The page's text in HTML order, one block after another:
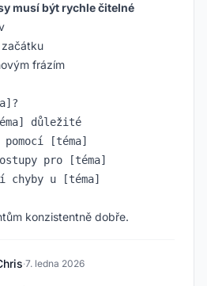
musí být rychle čitelné
začátku
frázím
důležité
[téma]
pro [téma]
chyby u [téma]
konzistentně dobře.
·7. ledna 2026